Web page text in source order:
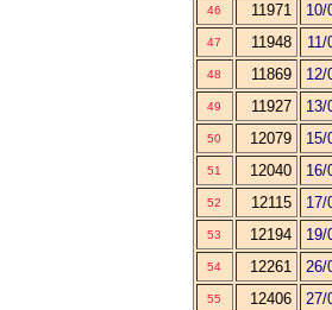
46 11971 10/
47 11948 11/
48 11869 12/
49 11927 13/
50 12079 15/
51 12040 16/
52 12115 17/
53 12194 19/
54 12261 26/
55 12406 27/